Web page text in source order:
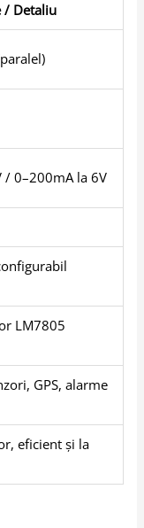
/ Detaliu
/ 0–200mA la 6V
LM7805
GPS, alarme
eficient și la